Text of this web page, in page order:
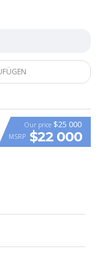
VIDEO
Our price $25 000
MSRP $22 000